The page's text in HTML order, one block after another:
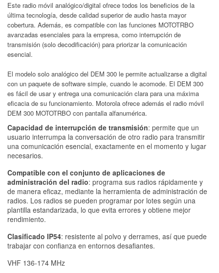
Este radio móvil analógico/digital ofrece todos los beneficios de la
última tecnología, desde calidad superior de audio hasta mayor
cobertura. Además, es compatible con las funciones MOTOTRBO
avanzadas esenciales para la empresa, como interrupción de
transmisión (solo decodificación) para priorizar la comunicación
esencial.
El modelo solo analógico del DEM 300 le permite actualizarse a digital
con un paquete de software simple, cuando le acomode. El DEM 300
es fácil de usar y entrega una comunicación clara para una máxima
eficacia de su funcionamiento. Motorola ofrece además el radio móvil
DEM 300 MOTOTRBO con pantalla alfanumérica.
Capacidad de interrupción de transmisión: permite que un
usuario interrumpa la conversación de otro radio para transmitir
una comunicación esencial, exactamente en el momento y lugar
necesarios.
Compatible con el conjunto de aplicaciones de
administración del radio: programa sus radios rápidamente y
de manera eficaz, mediante la herramienta de administración de
radios. Los radios se pueden programar por lotes según una
plantilla estandarizada, lo que evita errores y obtiene mejor
rendimiento.
Clasificado IP54: resistente al polvo y derrames, así que puede
trabajar con confianza en entornos desafiantes.
VHF 136-174 MHz